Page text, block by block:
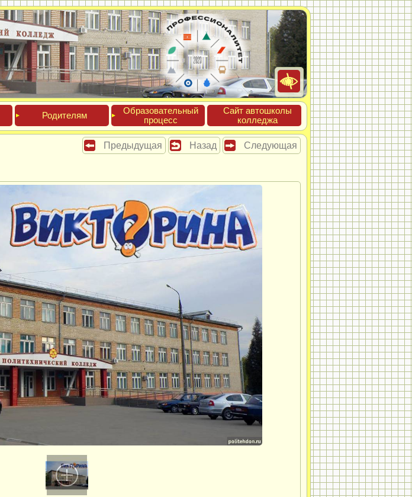
Роди­телям
Обра­зова­тель­ный
про­цесс
Сайт ав­тошко­лы
кол­леджа
Предыдущая Назад Следующая